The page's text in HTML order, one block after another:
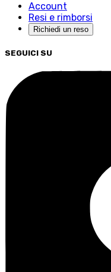
Account
Resi e rimborsi
Richiedi un reso
SEGUICI SU